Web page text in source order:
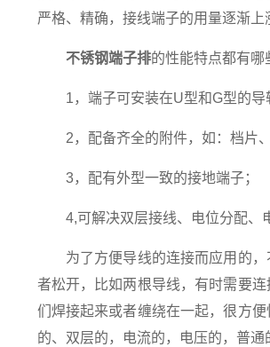
严格、精确，接线端子的用量逐渐上
不锈钢端子排的性能特点都有哪
1，端子可安装在U型和G型的导
2，配备齐全的附件，如：档片、
3，配有外型一致的接地端子；
4,可解决双层接线、电位分配、电
为了方便导线的连接而应用的，
者松开，比如两根导线，有时需要
们焊接起来或者缠绕在一起，很方
的、双层的，电流的，电压的，普